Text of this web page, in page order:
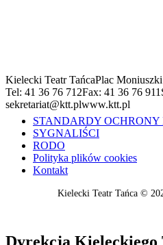
Kielecki Teatr TańcaPlac
Tel: 41 36 76 712Fax: 41 36 76 911
sekretariat@ktt.plwww.ktt.pl
STANDARDY
SYGNALIŚCI
RODO
Polityka plików cookies
Kontakt
Kielecki Teatr Tańca ©